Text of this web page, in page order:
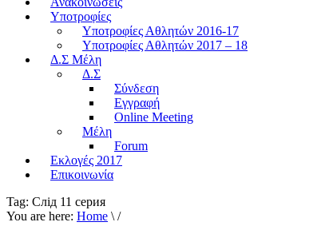
Υποτροφίες
Υποτροφίες Αθλητών 2016-17
Υποτροφίες Αθλητών 2017 – 18
Δ.Σ Μέλη
Δ.Σ
Σύνδεση
Εγγραφή
Online Meeting
Μέλη
Forum
Εκλογές 2017
Επικοινωνία
Tag: Слiд 11 серия
You are here: Home \ /